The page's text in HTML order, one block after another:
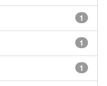
1
1
1